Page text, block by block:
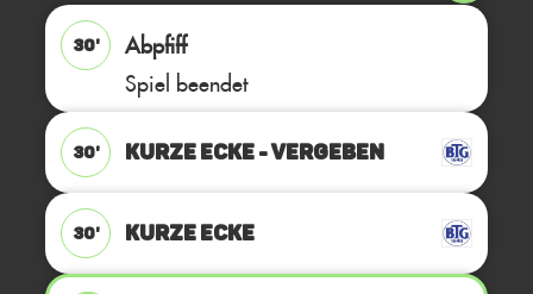
30'
Abpfiff
Spiel beendet
30' KURZE ECKE - VERGEBEN
30' KURZE ECKE